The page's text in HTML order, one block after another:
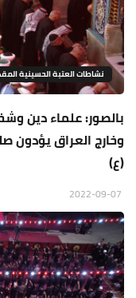
نشاطات العتبة الحسينية
بالصور: علماء دين
وخارج العراق يؤدون
(ع)